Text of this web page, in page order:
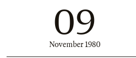
09
November 1980